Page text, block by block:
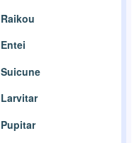
Raikou
Entei
Suicune
Larvitar
Pupitar